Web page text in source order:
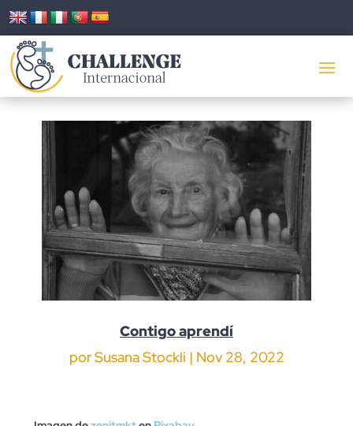
Contigo aprendí
porSusana Stockli | Nov 28, 2022